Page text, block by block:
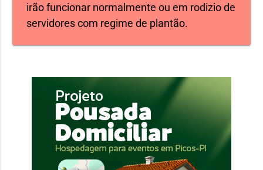
irão funcionar normalmente ou em rodizio de
servidores com regime de plantão.